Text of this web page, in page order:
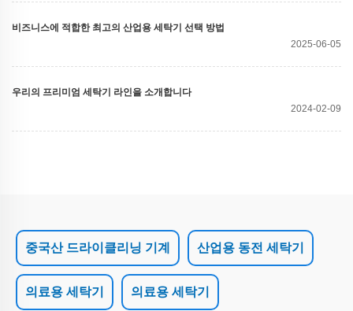
비즈니스에 적합한 최고의 산업용 세탁기 선택 방법
2025-06-05
우리의 프리미엄 세탁기 라인을 소개합니다
2024-02-09
중국산 드라이클리닝 기계 산업용 동전 세탁기
의료용 세탁기 의료용 세탁기